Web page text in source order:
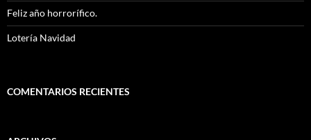
Feliz año horrorífico.
Lotería Navidad
COMENTARIOS RECIENTES